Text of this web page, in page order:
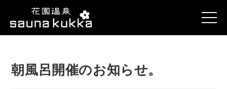
朝風呂開催のお知らせ。